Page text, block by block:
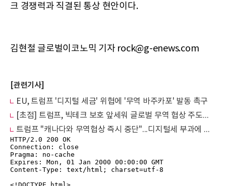
크 경쟁력과 직결된 통상 현안이다.
김현철 글로벌이코노믹 기자 rock@g-enews.com
[관련기사]
EU, 트럼프 '디지털 세금' 위협에 '무역 바주카포' 발동 촉구
[초점] 트럼프, 빅테크 보호 앞세워 글로벌 무역 협상 주도…디지털세·규제 놓고 압박
트럼프 "캐나다와 무역협상 즉시 중단"...디지털세 부과에 강력 반발